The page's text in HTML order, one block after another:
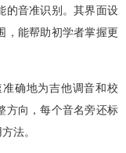
的音准识别。其界面设
，能帮助初学者掌握更
确地为吉他调音和校
方向，每个音名旁还标
法。